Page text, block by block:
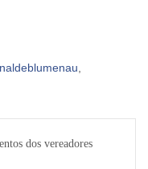
,
dos vereadores